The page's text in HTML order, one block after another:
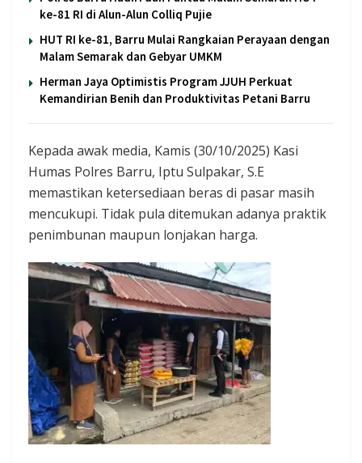
ke-81 RI di Alun-Alun Colliq Pujie
HUT RI ke-81, Barru Mulai Rangkaian Perayaan dengan
Malam Semarak dan Gebyar UMKM
Herman Jaya Optimistis Program JJUH Perkuat
Kemandirian Benih dan Produktivitas Petani Barru
Kepada awak media, Kamis (30/10/2025) Kasi
Humas Polres Barru, Iptu Sulpakar, S.E
memastikan ketersediaan beras di pasar masih
mencukupi. Tidak pula ditemukan adanya praktik
penimbunan maupun lonjakan harga.